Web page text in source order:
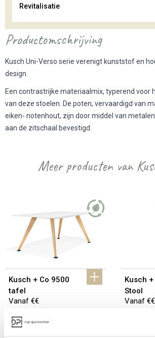
Revitalisatie
Productomschrijving
Kusch Uni-Verso serie verenigt kunststof en
design.
Een contrastrijke materiaalmix, typerend voor
van deze stoelen. De poten, vervaardigd van
eiken- notenhout, zijn door middel van
aan de zitschaal bevestigd.
Meer producten van
Kusch + Co 9500
tafel
Vanaf €€
Kusch +
Stool
Vanaf €€